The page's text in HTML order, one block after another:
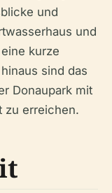
und
und
kurze
sind das
Donaupark mit
zu erreichen.